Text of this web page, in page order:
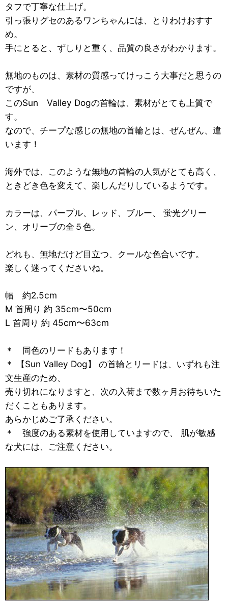
タフで丁寧な仕上げ。
引っ張りグセのあるワンちゃんには、とりわけおすす
め。
手にとると、ずしりと重く、品質の良さがわかります。
無地のものは、素材の質感ってけっこう大事だと思うの
ですが、
このSun Valley Dogの首輪は、素材がとても上質で
す。
なので、チープな感じの無地の首輪とは、ぜんぜん、違
います！
海外では、このような無地の首輪の人気がとても高く、
ときどき色を変えて、楽しんだりしているようです。
カラーは、パープル、レッド、ブルー、 蛍光グリー
ン、オリーブの全５色。
どれも、無地だけど目立つ、クールな色合いです。
楽しく迷ってくださいね。
幅 約2.5cm
M 首周り 約 35cm〜50cm
L 首周り 約 45cm〜63cm
＊ 同色のリードもあります！
＊ 【Sun Valley Dog】 の首輪とリードは、いずれも注
文生産のため、
売り切れになりますと、次の入荷まで数ヶ月お待ちいた
だくこともあります。
あらかじめご了承ください。
＊ 強度のある素材を使用していますので、 肌が敏感
な犬には、ご注意ください。